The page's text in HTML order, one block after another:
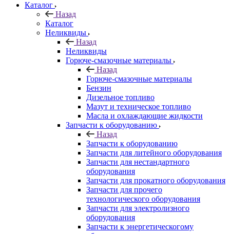
Каталог
Назад
Каталог
Неликвиды
Назад
Неликвиды
Горюче-смазочные материалы
Назад
Горюче-смазочные материалы
Бензин
Дизельное топливо
Мазут и техническое топливо
Масла и охлаждающие жидкости
Запчасти к оборудованию
Назад
Запчасти к оборудованию
Запчасти для литейного оборудования
Запчасти для нестандартного
оборудования
Запчасти для прокатного оборудования
Запчасти для прочего
технологического оборудования
Запчасти для электролизного
оборудования
Запчасти к энергетическогому